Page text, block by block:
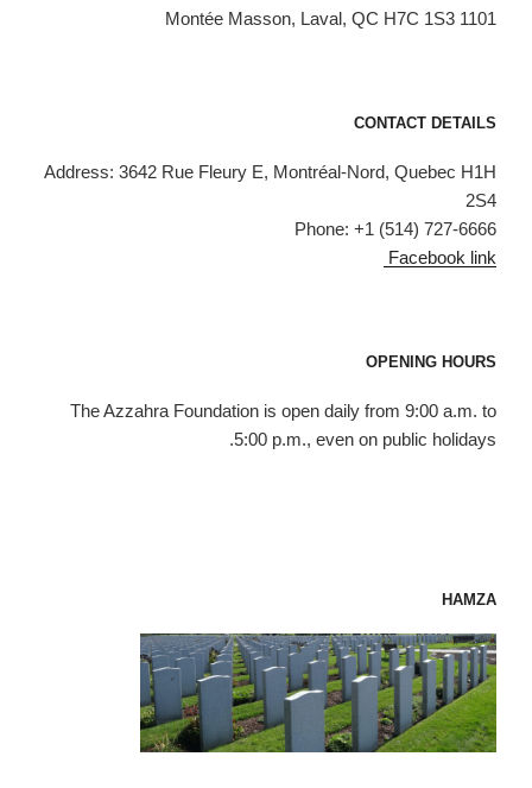
1101 Montée Masson, Laval, QC H7C 1S3
CONTACT DETAILS
Address: 3642 Rue Fleury E, Montréal-Nord, Quebec H1H
2S4
Phone: +1 (514) 727-6666
Facebook link
OPENING HOURS
The Azzahra Foundation is open daily from 9:00 a.m. to
5:00 p.m., even on public holidays.
HAMZA